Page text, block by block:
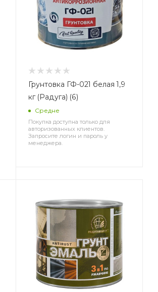
Грунтовка ГФ-021 белая 1,9
кг (Радуга) (6)
Средне
Покупка доступна только для
авторизованных клиентов.
Запросите логин и пароль у
менеджера.